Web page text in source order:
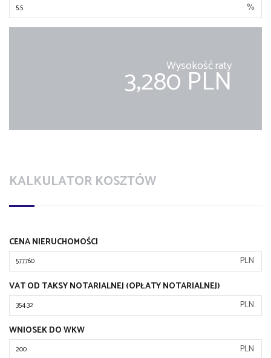
%
Wysokość raty
3,280 PLN
KALKULATOR KOSZTÓW
CENA NIERUCHOMOŚCI
PLN
VAT OD TAKSY NOTARIALNEJ (OPŁATY NOTARIALNEJ)
PLN
WNIOSEK DO WKW
PLN